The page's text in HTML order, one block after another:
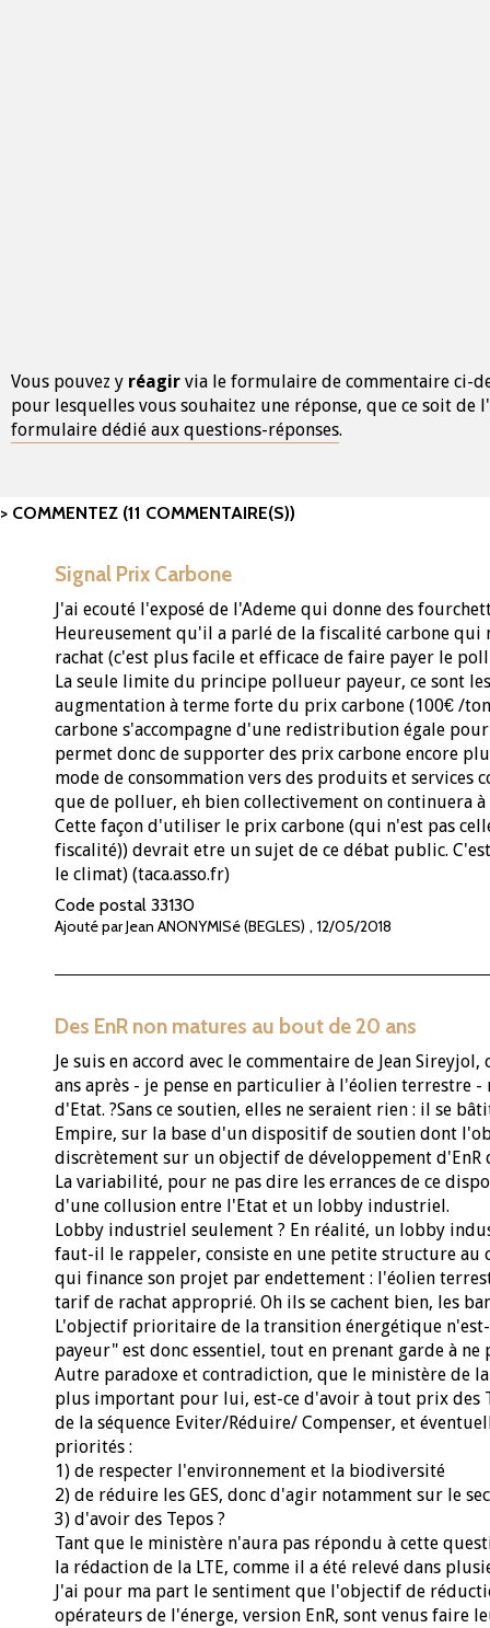
Vous pouvez y réagir via le formulaire de commentaire ci-
pour lesquelles vous souhaitez une réponse, que ce soit
formulaire dédié aux questions-réponses.
COMMENTEZ (11 COMMENTAIRE(S))
Signal Prix Carbone
J'ai ecouté l'exposé de l'Ademe qui donne des
Heureusement qu'il a parlé de la fiscalité carbone
rachat (c'est plus facile et efficace de faire payer le
La seule limite du principe pollueur payeur, ce sont
augmentation à terme forte du prix carbone (100€ /
carbone s'accompagne d'une redistribution égale
permet donc de supporter des prix carbone encore
mode de consommation vers des produits et services
que de polluer, eh bien collectivement on continuera
Cette façon d'utiliser le prix carbone (qui n'est pas
fiscalité)) devrait etre un sujet de ce débat public.
le climat) (taca.asso.fr)
Code postal 33130
Ajouté par Jean ANONYMISé (BEGLES) , 12/05/2018
Des EnR non matures au bout de 20 ans
Je suis en accord avec le commentaire de Jean
ans après - je pense en particulier à l'éolien terrestre
d'Etat. ?Sans ce soutien, elles ne seraient rien : il se
Empire, sur la base d'un dispositif de soutien dont
discrètement sur un objectif de développement
La variabilité, pour ne pas dire les errances de ce
d'une collusion entre l'Etat et un lobby industriel.
Lobby industriel seulement ? En réalité, un lobby
faut-il le rappeler, consiste en une petite structure au
qui finance son projet par endettement : l'éolien
tarif de rachat approprié. Oh ils se cachent bien, les
L'objectif prioritaire de la transition énergétique
payeur" est donc essentiel, tout en prenant garde à
Autre paradoxe et contradiction, que le ministère de
plus important pour lui, est-ce d'avoir à tout prix des
de la séquence Eviter/Réduire/ Compenser, et
priorités :
1) de respecter l'environnement et la biodiversité
2) de réduire les GES, donc d'agir notamment sur le
3) d'avoir des Tepos ?
Tant que le ministère n'aura pas répondu à cette
la rédaction de la LTE, comme il a été relevé dans
J'ai pour ma part le sentiment que l'objectif de
opérateurs de l'énerge, version EnR, sont venus faire